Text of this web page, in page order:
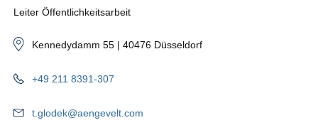
Leiter Öffentlichkeitsarbeit
Kennedydamm 55 | 40476 Düsseldorf
+49 211 8391-307
t.glodek@aengevelt.com